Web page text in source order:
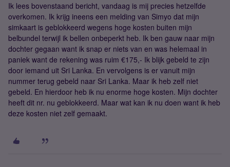
Ik lees bovenstaand bericht, vandaag is mij precies hetzelfde
overkomen. Ik krijg ineens een melding van Simyo dat mijn
simkaart is geblokkeerd wegens hoge kosten buiten mijn
belbundel terwijl ik bellen onbeperkt heb. Ik ben gauw naar mijn
dochter gegaan want ik snap er niets van en was helemaal in
paniek want de rekening was ruim €175,- Ik blijk gebeld te zijn
door iemand uit Sri Lanka. En vervolgens is er vanuit mijn
nummer terug gebeld naar Sri Lanka. Maar ik heb zelf niet
gebeld. En hierdoor heb ik nu enorme hoge kosten. Mijn dochter
heeft dit nr. nu geblokkeerd. Maar wat kan ik nu doen want ik heb
deze kosten niet zelf gemaakt.